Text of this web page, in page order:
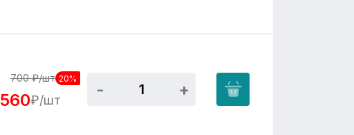
700₽/шт 20%
560₽/шт